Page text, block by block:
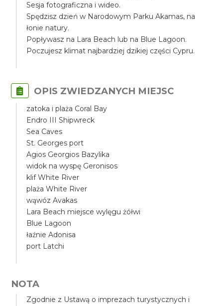
Sesja fotograficzna i wideo.
Spędzisz dzień w Narodowym Parku Akamas, na
łonie natury.
Popływasz na Lara Beach lub na Blue Lagoon.
Poczujesz klimat najbardziej dzikiej części Cypru.
OPIS ZWIEDZANYCH MIEJSC
zatoka i plaża Coral Bay
Endro III Shipwreck
Sea Caves
St. Georges port
Agios Georgios Bazylika
widok na wyspę Geronisos
klif White River
plaża White River
wąwóz Avakas
Lara Beach miejsce wylęgu żółwi
Blue Lagoon
łaźnie Adonisa
port Latchi
NOTA
Zgodnie z Ustawą o imprezach turystycznych i